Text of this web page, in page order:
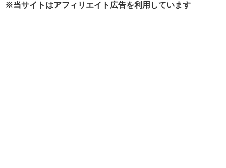
※当サイトはアフィリエイト広告を利用しています